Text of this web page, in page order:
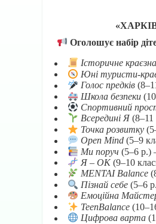
Оголошує набір
Історичне
Юні туристи-
Голос предків
Школа безпеки
Спортивний
Всередині Я (8–11
Точка розвитку
Open Mind (5–9
Ми поруч (5–6 р.)
Я – ОК(9–10
MENTAI Balance
Пізнай себе (5–6
Емоційна
TeenBalance
Цифрова варта